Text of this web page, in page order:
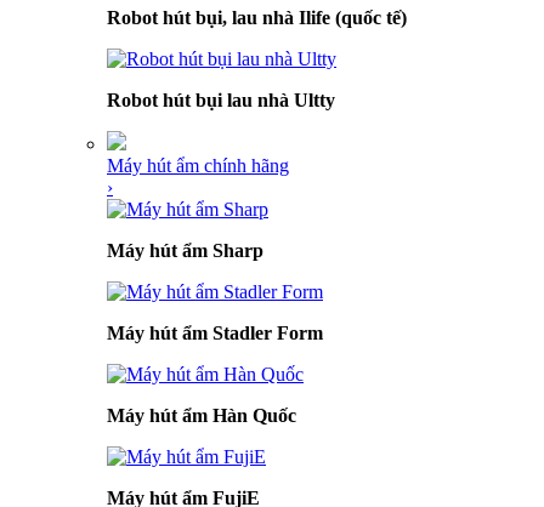
Robot hút bụi, lau nhà Ilife (quốc tế)
Robot hút bụi lau nhà Ultty
Máy hút ẩm chính hãng
›
Máy hút ẩm Sharp
Máy hút ẩm Stadler Form
Máy hút ẩm Hàn Quốc
Máy hút ẩm FujiE